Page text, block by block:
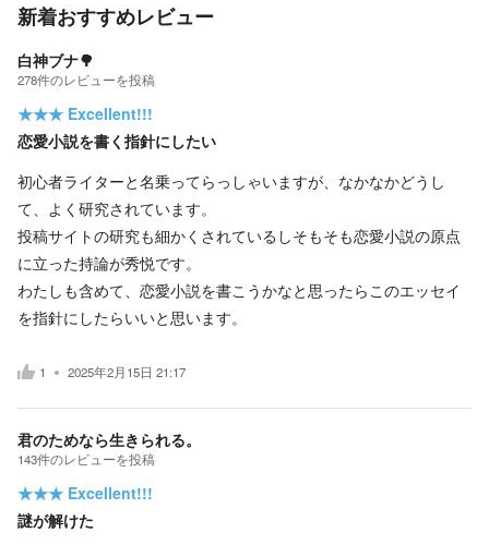
新着おすすめレビュー
白神ブナ🌳
278件のレビューを投稿
★★★ Excellent!!!
恋愛小説を書く指針にしたい
初心者ライターと名乗ってらっしゃいますが、なかなかどうし
て、よく研究されています。
投稿サイトの研究も細かくされているしそもそも恋愛小説の原点
に立った持論が秀悦です。
わたしも含めて、恋愛小説を書こうかなと思ったらこのエッセイ
を指針にしたらいいと思います。
1 2025年2月15日 21:17
君のためなら生きられる。
143件のレビューを投稿
★★★ Excellent!!!
謎が解けた